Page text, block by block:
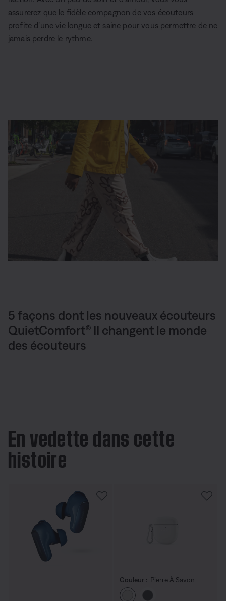
assurerez que le fidèle compagnon de vos écouteurs
profite d’une vie longue et saine pour vous permettre de ne
jamais perdre le rythme.
5 façons dont les nouveaux écouteurs
QuietComfort® II changent le monde
des écouteurs
En vedette dans cette
histoire
Couleur : Pierre À Savon
Choisissez la